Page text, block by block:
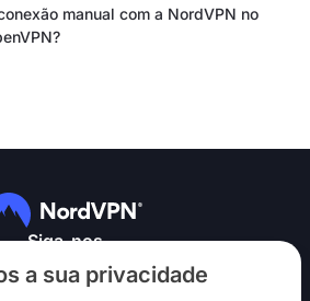
a sua privacidade
manual com a NordVPN no
Siga-nos